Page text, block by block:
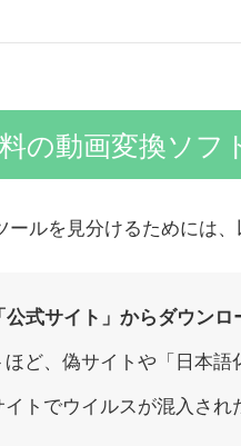
の動画変換ソ
ールを見分けるためには
公式サイト」からダウンロ
ど、偽サイトや「日本
トでウイルスが混入され